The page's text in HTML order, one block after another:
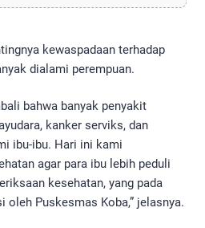
kewaspadaan terhadap
dialami perempuan.
bahwa banyak penyakit
kanker serviks, dan
ibu-ibu. Hari ini kami
agar para ibu lebih peduli
kesehatan, yang pada
Puskesmas Koba,” jelasnya.